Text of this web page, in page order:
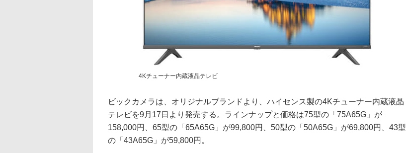
4Kチューナー内蔵液晶テレビ
ビックカメラは、オリジナルブランドより、ハイセンス製の4Kチューナー内蔵液晶
テレビを9月17日より発売する。ラインナップと価格は75型の「75A65G」が
158,000円、65型の「65A65G」が99,800円、50型の「50A65G」が69,800円、43型
の「43A65G」が59,800円。